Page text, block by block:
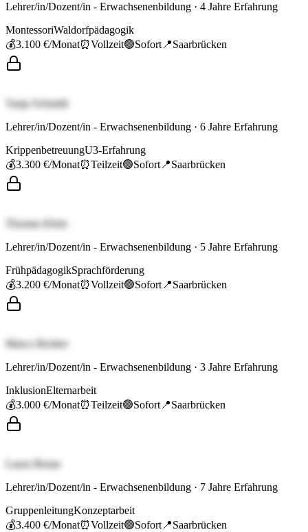
Lehrer/in/Dozent/in - Erwachsenenbildung · 4 Jahre Erfahrung
MontessoriWaldorfpädagogik
💰3.100 €/Monat⏰Vollzeit🟢Sofort 📍Saarbrücken
Tanja Schmidt
Lehrer/in/Dozent/in - Erwachsenenbildung · 6 Jahre Erfahrung
KrippenbetreuungU3-Erfahrung
💰3.300 €/Monat⏰Teilzeit🟢Sofort 📍Saarbrücken
Thomas Klein
Lehrer/in/Dozent/in - Erwachsenenbildung · 5 Jahre Erfahrung
FrühpädagogikSprachförderung
💰3.200 €/Monat⏰Vollzeit🟢Sofort 📍Saarbrücken
Marco Richter
Lehrer/in/Dozent/in - Erwachsenenbildung · 3 Jahre Erfahrung
InklusionElternarbeit
💰3.000 €/Monat⏰Teilzeit🟢Sofort 📍Saarbrücken
Laura Braun
Lehrer/in/Dozent/in - Erwachsenenbildung · 7 Jahre Erfahrung
GruppenleitungKonzeptarbeit
💰3.400 €/Monat⏰Vollzeit🟢Sofort 📍Saarbrücken